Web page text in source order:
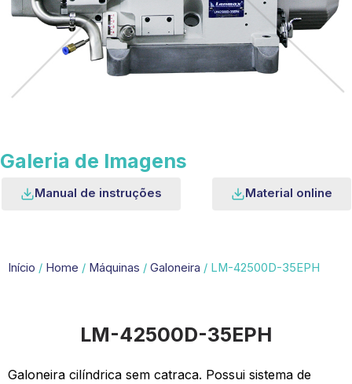
Galeria de Imagens
Manual de instruções Material online
Início / Home / Máquinas / Galoneira / LM-42500D-35EPH
LM-42500D-35EPH
Galoneira cilíndrica sem catraca. Possui sistema de